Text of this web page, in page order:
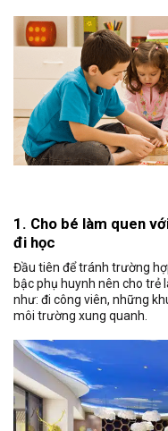
1. Cho bé làm quen
đi học
Đầu tiên để tránh trường
bậc phụ huynh nên cho trẻ
như: đi công viên, những
môi trường xung quanh.